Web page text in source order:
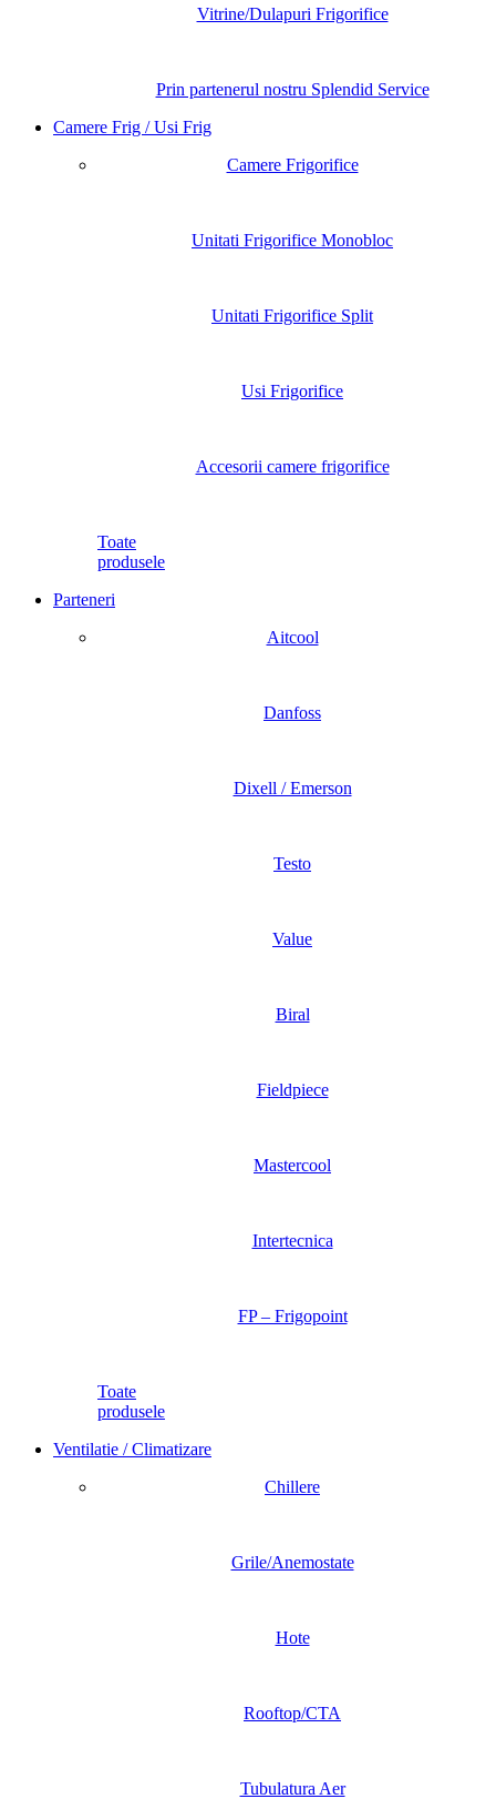
Vitrine/Dulapuri Frigorifice
Prin partenerul nostru Splendid Service
Camere Frig / Usi Frig
Camere Frigorifice
Unitati Frigorifice Monobloc
Unitati Frigorifice Split
Usi Frigorifice
Accesorii camere frigorifice
Toate
produsele
Parteneri
Aitcool
Danfoss
Dixell / Emerson
Testo
Value
Biral
Fieldpiece
Mastercool
Intertecnica
FP – Frigopoint
Toate
produsele
Ventilatie / Climatizare
Chillere
Grile/Anemostate
Hote
Rooftop/CTA
Tubulatura Aer